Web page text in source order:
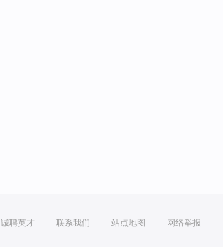
诚聘英才 联系我们 站点地图 网络举报